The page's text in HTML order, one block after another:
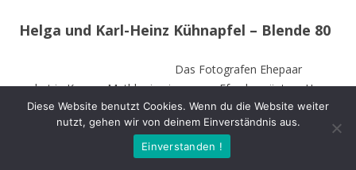
Helga und Karl-Heinz Kühnapfel – Blende 80
Das Fotografen Ehepaar
wohnt in Kamen-Methler in einem von Efeu begrüntem Haus
umgeben von einem naturnahen Garten mit Teich, kleinen
naturnahen Wiesen, Obstbäumen und weiteren hohen
Bäumen. Die Stämme der von Stürmen gefällten Bäume sind
Diese Website benutzt Cookies. Wenn du die Website weiter
nutzt, gehen wir von deinem Einverständnis aus.
Einverstanden !